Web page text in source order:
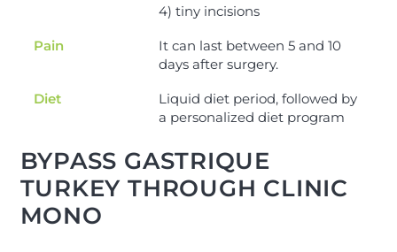
4) tiny incisions
Pain
It can last between 5 and 10
days after surgery.
Diet
Liquid diet period, followed by
a personalized diet program
BYPASS GASTRIQUE
TURKEY THROUGH CLINIC
MONO